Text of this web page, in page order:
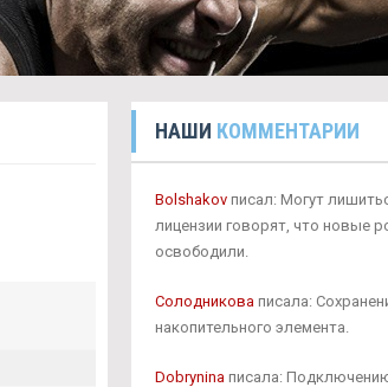
НАШИ КОММЕНТАРИИ
Bolshakovписал: Могут
лицензии говорят, что новые
освободили.
Солодниковаписала:
накопительного элемента.
Dobryninaписала: